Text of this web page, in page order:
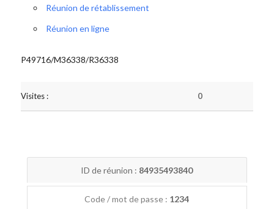
Réunion de rétablissement
Réunion en ligne
P49716/M36338/R36338
Visites : 0
ID de réunion : 84935493840
Code / mot de passe : 1234